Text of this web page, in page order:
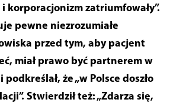
korporacjonizm zatriumfowały”.
pewne niezrozumiałe
przed tym, aby pacjent
miał prawo być partnerem w
że „w Polsce doszło
Stwierdził też: „Zdarza się,